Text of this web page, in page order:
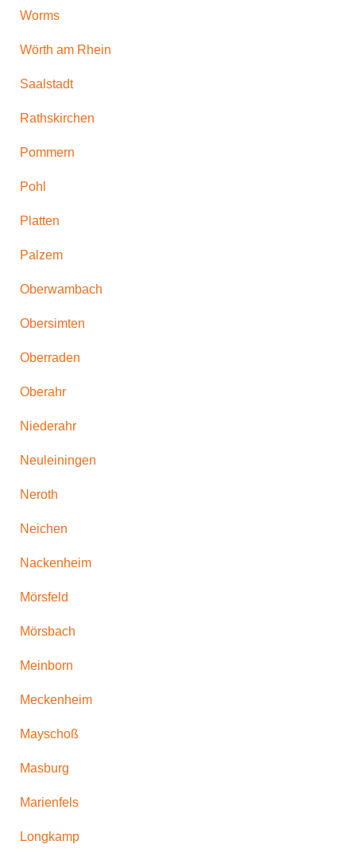
Worms
Wörth am Rhein
Saalstadt
Rathskirchen
Pommern
Pohl
Platten
Palzem
Oberwambach
Obersimten
Oberraden
Oberahr
Niederahr
Neuleiningen
Neroth
Neichen
Nackenheim
Mörsfeld
Mörsbach
Meinborn
Meckenheim
Mayschoß
Masburg
Marienfels
Longkamp